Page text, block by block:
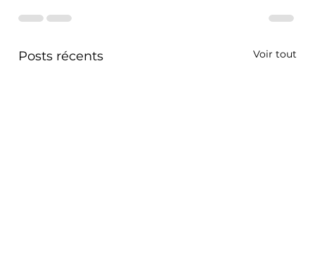
Posts récents Voir tout